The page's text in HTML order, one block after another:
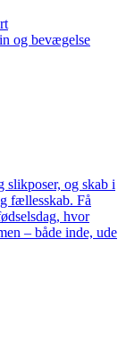
og bevægelse
slikposer, og skab i
fællesskab. Få
hvor
– både inde, ude